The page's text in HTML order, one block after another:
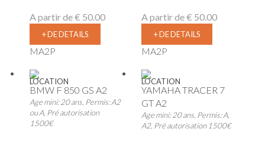
A partir de€ 50.00
+ DE DETAILS
MA2P
A partir de€ 50.00
+ DE DETAILS
MA2P
LOCATION
BMW F 850 GS A2
Age mini: 20 ans, Permis: A2
ou A, Pré autorisation
1500€
LOCATION
YAMAHA TRACER 7
GT A2
Age mini: 20 ans, Permis: A,
A2, Pré autorisation 1500€